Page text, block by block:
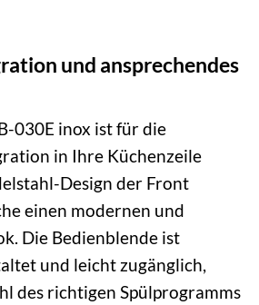
und ansprechendes
030E inox ist für die
in Ihre Küchenzeile
Design der Front
einen modernen und
Die Bedienblende ist
und leicht zugänglich,
des richtigen Spülprogramms